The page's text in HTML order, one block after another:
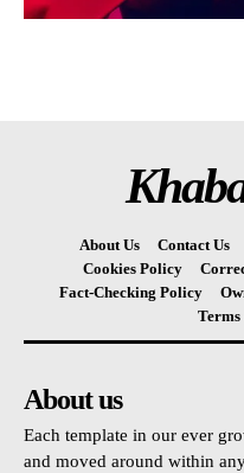
About Us Contact Us
Cookies Policy
Fact-Checking Policy
About us
Each template in our ever
and moved around within